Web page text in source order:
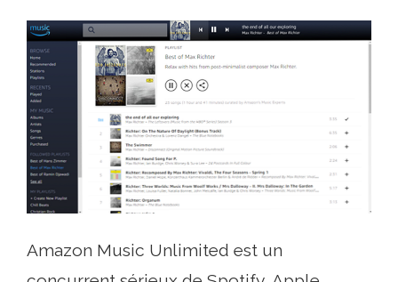
Amazon Music Unlimited est un